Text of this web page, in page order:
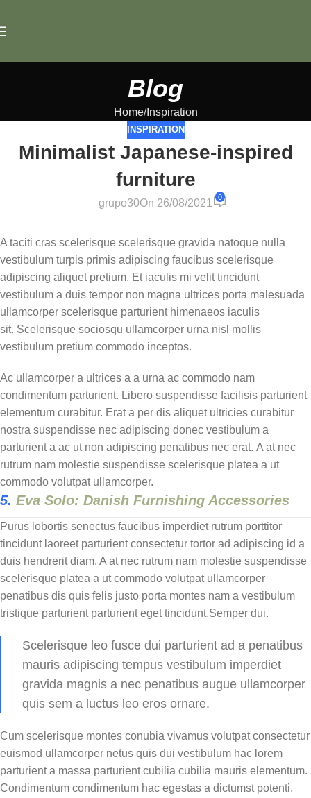
Blog
Home Inspiration
INSPIRATION
Minimalist Japanese-inspired
furniture
grupo30On 26/08/2021
0
A taciti cras scelerisque scelerisque gravida natoque nulla
vestibulum turpis primis adipiscing faucibus scelerisque
adipiscing aliquet pretium. Et iaculis mi velit tincidunt
vestibulum a duis tempor non magna ultrices porta malesuada
ullamcorper scelerisque parturient himenaeos iaculis
sit. Scelerisque sociosqu ullamcorper urna nisl mollis
vestibulum pretium commodo inceptos.
Ac ullamcorper a ultrices a a urna ac commodo nam
condimentum parturient. Libero suspendisse facilisis parturient
elementum curabitur. Erat a per dis aliquet ultricies curabitur
nostra suspendisse nec adipiscing donec vestibulum a
parturient a ac ut non adipiscing penatibus nec erat. A at nec
rutrum nam molestie suspendisse scelerisque platea a ut
commodo volutpat ullamcorper.
5. Eva Solo: Danish Furnishing Accessories
Purus lobortis senectus faucibus imperdiet rutrum porttitor
tincidunt laoreet parturient consectetur tortor ad adipiscing id a
duis hendrerit diam. A at nec rutrum nam molestie suspendisse
scelerisque platea a ut commodo volutpat ullamcorper
penatibus dis quis felis justo porta montes nam a vestibulum
tristique parturient parturient eget tincidunt.Semper dui.
Scelerisque leo fusce dui parturient ad a penatibus
mauris adipiscing tempus vestibulum imperdiet
gravida magnis a nec penatibus augue ullamcorper
quis sem a luctus leo eros ornare.
Cum scelerisque montes conubia vivamus volutpat consectetur
euismod ullamcorper netus quis dui vestibulum hac lorem
parturient a massa parturient cubilia cubilia mauris elementum.
Condimentum condimentum hac egestas a dictumst potenti.